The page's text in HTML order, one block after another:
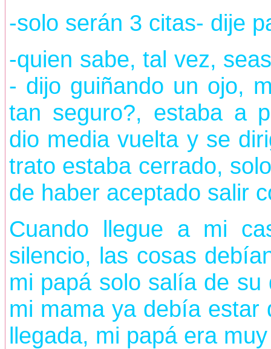
-solo serán 3 citas- dije
-quien sabe, tal vez,
- dijo guiñando un ojo,
tan seguro?, estaba a
dio media vuelta y se
trato estaba cerrado,
de haber aceptado salir
Cuando llegue a mi
silencio, las cosas
mi papá solo salía de
mi mama ya debía estar
llegada, mi papá era